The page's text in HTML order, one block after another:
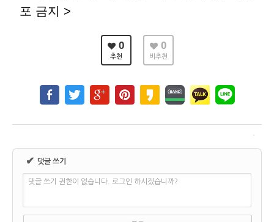
포 금지 >
0
추천
0
비추천
✔ 댓글 쓰기
댓글 쓰기 권한이 없습니다. 로그인 하시겠습니까?